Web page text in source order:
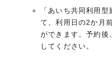
「あいち共同利用
て、利用日の2か月
ができます。予約後
してください。